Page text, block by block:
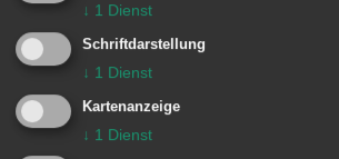
Unsere Anschrift
Rathaus Unterkochen
Rathausplatz 9
73432 Aalen-Unterkochen
↓ 1 Dienst
Schriftdarstellung
↓ 1 Dienst
Kartenanzeige
↓ 1 Dienst